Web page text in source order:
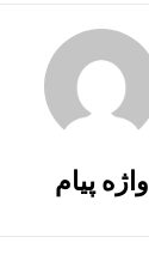
واژه پیام